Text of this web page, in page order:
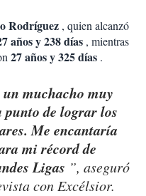
Rodríguez , quien alcanzó
años y 238 días , mientras
27 años y 325 días .
muchacho muy
punto de lograr los
Me encantaría
mi récord de
Ligas ”, aseguró
con Excélsior.